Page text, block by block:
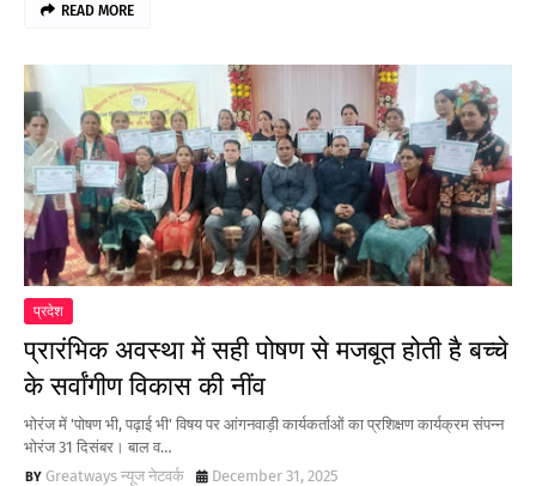
READ MORE
प्रदेश
प्रारंभिक अवस्था में सही पोषण से मजबूत होती है बच्चे
के सर्वांगीण विकास की नींव
भोरंज में 'पोषण भी, पढ़ाई भी' विषय पर आंगनवाड़ी कार्यकर्ताओं का प्रशिक्षण कार्यक्रम संपन्न
भोरंज 31 दिसंबर। बाल व…
Greatways न्यूज नेटवर्क
December 31, 2025